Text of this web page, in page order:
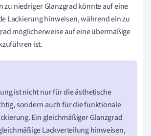
zu niedriger Glanzgrad könnte auf eine
Lackierung hinweisen, während ein zu
möglicherweise auf eine übermäßige
ist.
ist nicht nur für die ästhetische
sondern auch für die funktionale
Ein gleichmäßiger Glanzgrad
Lackverteilung hinweisen,